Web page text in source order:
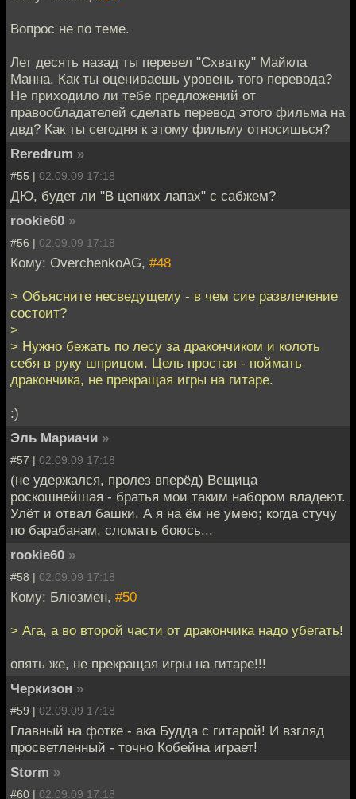
Вопрос не по теме.
Лет десять назад ты перевел "Схватку" Майкла
Манна. Как ты оцениваешь уровень того перевода?
Не приходило ли тебе предложений от
правообладателей сделать перевод этого фильма на
двд? Как ты сегодня к этому фильму относишься?
Reredrum »
#55 | 02.09.09 17:18
ДЮ, будет ли "В цепких лапах" с сабжем?
rookie60 »
#56 | 02.09.09 17:18
Кому: OverchenkoAG, #48
> Объясните несведущему - в чем сие развлечение
состоит?
>
> Нужно бежать по лесу за дракончиком и колоть
себя в руку шприцом. Цель простая - поймать
дракончика, не прекращая игры на гитаре.
:)
Эль Мариачи »
#57 | 02.09.09 17:18
(не удержался, пролез вперёд) Вещица
роскошнейшая - братья мои таким набором владеют.
Улёт и отвал башки. А я на ём не умею; когда стучу
по барабанам, сломать боюсь...
rookie60 »
#58 | 02.09.09 17:18
Кому: Блюзмен, #50
> Ага, а во второй части от дракончика надо убегать!
опять же, не прекращая игры на гитаре!!!
Черкизон »
#59 | 02.09.09 17:18
Главный на фотке - ака Будда с гитарой! И взгляд
просветленный - точно Кобейна играет!
Storm »
#60 | 02.09.09 17:18